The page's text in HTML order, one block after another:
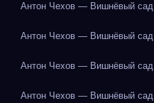
Антон Чехов — Вишнёвый сад
Антон Чехов — Вишнёвый сад
Антон Чехов — Вишнёвый сад
Антон Чехов — Вишнёвый сад